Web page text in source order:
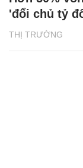
THỊ TRƯỜNG
'đổi chủ tỷ